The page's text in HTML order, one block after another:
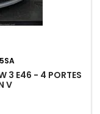
3 E46 - 4 PORTES
V